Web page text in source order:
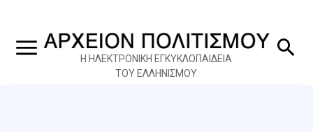
Η ΗΛΕΚΤΡΟΝΙΚΗ ΕΓΚΥΚΛΟΠΑΙΔΕΙΑ
ΤΟΥ ΕΛΛΗΝΙΣΜΟΥ